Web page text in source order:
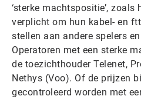
‘sterke machtspositie’,
verplicht om hun kabel- en
stellen aan andere spelers
Operatoren met een sterke
de toezichthouder Telenet,
Nethys (Voo). Of de prijzen
gecontroleerd worden met